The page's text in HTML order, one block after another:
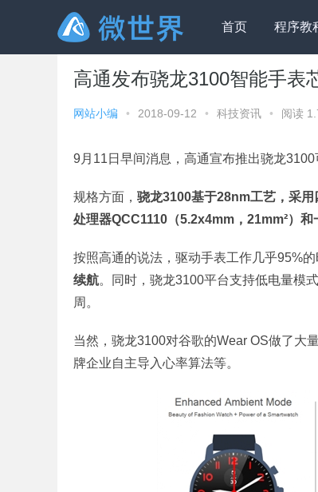
首页 程序教
微世界» 科技资讯» 高通发布骁龙3100智能手
高通发布骁龙3100智能手表
网站小编 • 2018-09-12 • 科技资讯 • 阅读
9月11日早间消息，高通宣布推出骁龙
规格方面， 骁龙3100基于28nm工艺，采
处理器QCC1110（5.2x4mm，21mm²）
按照高通的说法，驱动手表工作几乎95%
续航。同时，骁龙3100平台支持低电量模
周。
当然，骁龙3100对谷歌的Wear OS做了大
牌企业自主导入心率算法等。